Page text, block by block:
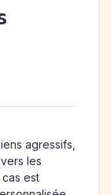
agressifs,
les
est